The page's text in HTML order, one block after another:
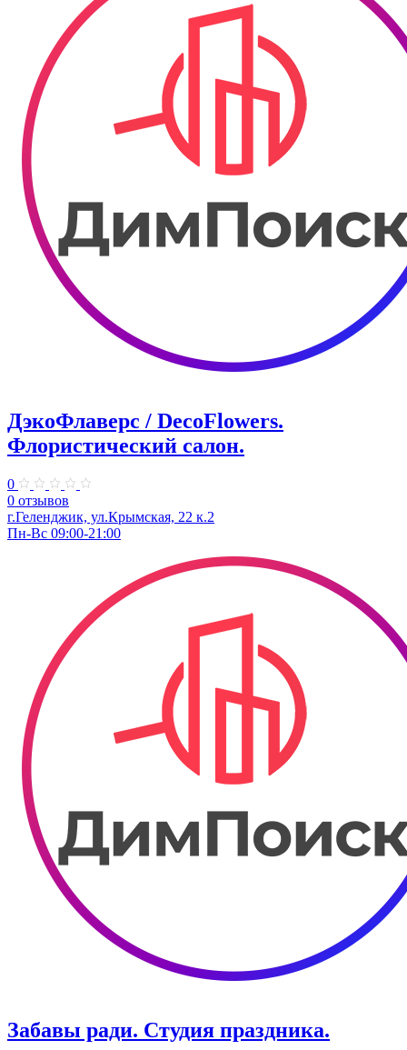
ДэкоФлаверс / DecoFlowers.
Флористический салон.
0
0 отзывов
г.Геленджик, ул.Крымская, 22 к.2
Пн-Вс 09:00-21:00
Забавы ради. Студия праздника.